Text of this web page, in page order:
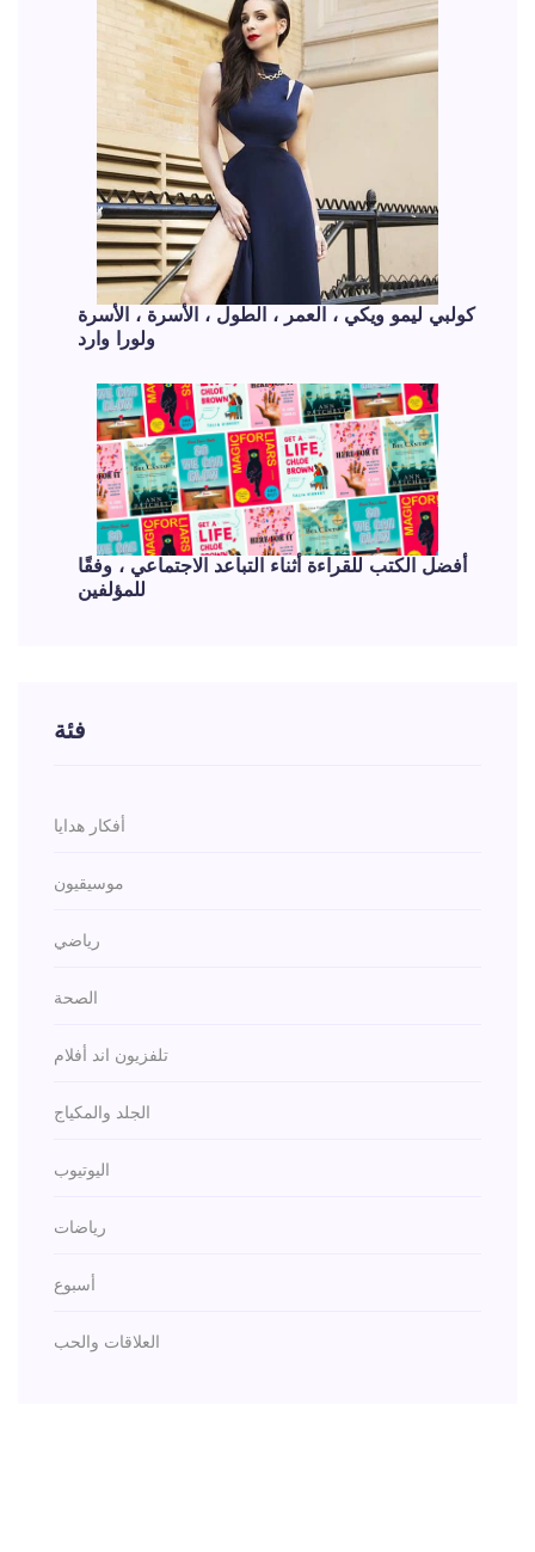
كولبي ليمو ويكي ، العمر ، الطول ، الأسرة ، الأسرة
ولورا وارد
أفضل الكتب للقراءة أثناء التباعد الاجتماعي ، وفقًا
للمؤلفين
فئة
أفكار هدايا
موسيقيون
رياضي
الصحة
تلفزيون اند أفلام
الجلد والمكياج
اليوتيوب
رياضات
أسبوع
العلاقات والحب